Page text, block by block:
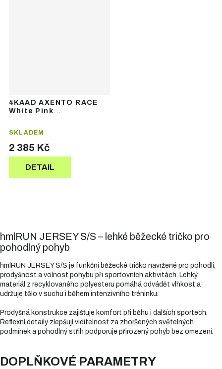
4KAAD AXENTO RACE
White Pink
SKLADEM
2 385 Kč
DETAIL
hmlRUN JERSEY S/S – lehké běžecké tričko pro
pohodlný pohyb
hmlRUN JERSEY S/S je funkční běžecké tričko navržené pro pohodlí,
prodyšnost a volnost pohybu při sportovních aktivitách. Lehký
materiál z recyklovaného polyesteru pomáhá odvádět vlhkost a
udržuje tělo v suchu i během intenzivního tréninku.
Prodyšná konstrukce zajišťuje komfort při běhu i dalších sportech.
Reflexní detaily zlepšují viditelnost za zhoršených světelných
podmínek a pohodlný střih podporuje přirozený pohyb bez omezení.
DOPLŇKOVÉ PARAMETRY